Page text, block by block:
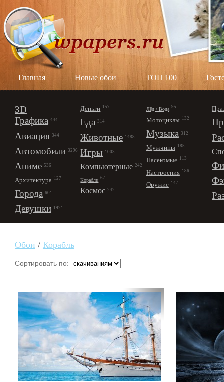
Главная Новые обои ТОП 100
3D
Графика 444
Авиация 344
Автомобили 3296
Аниме 536
Архитектура 127
Города 601
Девушки 1921
Деньги 157
Еда 314
Животные 1488
Игры 1003
Компьютерные 242
Корабли 67
Космос 242
Лёд / Вода 95
Мотоциклы 132
Музыка 312
Мужчины 185
Насекомые 113
Настроения 186
Оружие 147
Обои / Корабль
Сортировать по: